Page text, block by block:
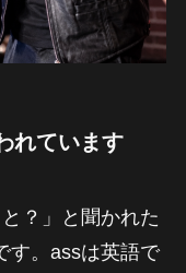
れています
？」と聞かれた
す。assは英語で